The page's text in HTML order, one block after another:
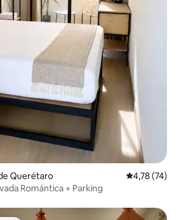
Querétaro Gemiddelde
4,78 (74)
Romántica + Parking